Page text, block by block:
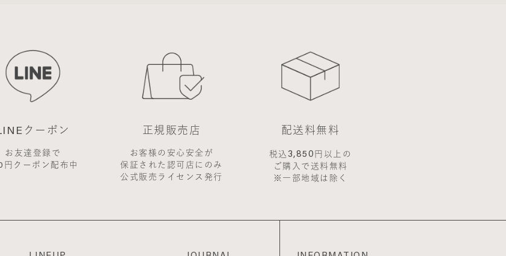
入力したメールアドレスおよびパスワードが必要になります。
個人情報
、会員の住所、電話番号、購入履歴などの大切な個人情報がネットサーバ
いものとします。
ない場合
けた際、架空の人物を登録した場合や、本人以外の第三者の会員登録をし
受けたことがある場合など、当社が不適当と判断した時は、その会員登録
クーポン
お友達登録で
円クーポン配布中
正規販売店
お客様の安心安全が
保証された認可店にのみ
公式販売ライセンス発行
配送料無料
税込3,850円以上の
ご購入で送料無料
※一部地域は除く